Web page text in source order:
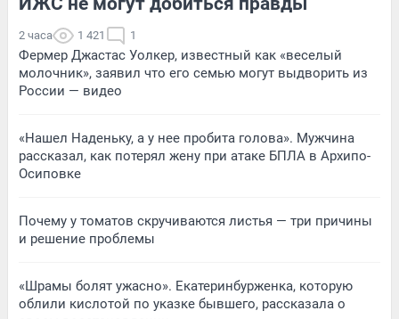
2 часа 1 421 1
Фермер Джастас Уолкер, известный как «веселый
молочник», заявил что его семью могут выдворить из
России — видео
«Нашел Наденьку, а у нее пробита голова». Мужчина
рассказал, как потерял жену при атаке БПЛА в Архипо-
Осиповке
Почему у томатов скручиваются листья — три причины
и решение проблемы
«Шрамы болят ужасно». Екатеринбурженка, которую
облили кислотой по указке бывшего, рассказала о